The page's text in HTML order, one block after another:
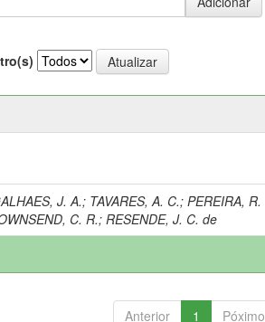
J. A.; TAVARES, A. C.;PEREIRA, R.
C. R.; RESENDE, J. C. de
Anterior 1 Póximo